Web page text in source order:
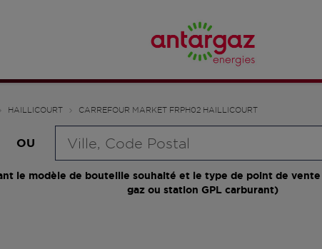
HAILLICOURT CARREFOUR MARKET FRPH02 HAILLICOURT
OU
le modèle de bouteille souhaité et le type de point de
gaz ou station GPL carburant)